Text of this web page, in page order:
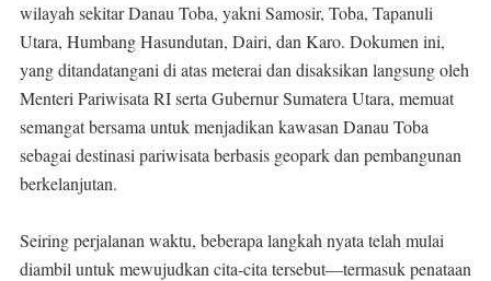
wilayah sekitar Danau Toba, yakni Samosir, Toba, Tapanuli
Utara, Humbang Hasundutan, Dairi, dan Karo. Dokumen ini,
yang ditandatangani di atas meterai dan disaksikan langsung oleh
Menteri Pariwisata RI serta Gubernur Sumatera Utara, memuat
semangat bersama untuk menjadikan kawasan Danau Toba
sebagai destinasi pariwisata berbasis geopark dan pembangunan
berkelanjutan.
Seiring perjalanan waktu, beberapa langkah nyata telah mulai
diambil untuk mewujudkan cita-cita tersebut—termasuk penataan